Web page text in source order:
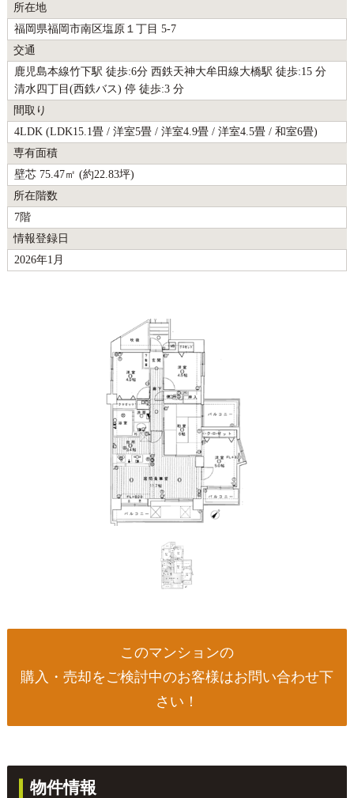
所在地
福岡県福岡市南区塩原１丁目 5-7
交通
鹿児島本線竹下駅 徒歩:6分 西鉄天神大牟田線大橋駅 徒歩:15 分
清水四丁目(西鉄バス) 停 徒歩:3 分
間取り
4LDK (LDK15.1畳 / 洋室5畳 / 洋室4.9畳 / 洋室4.5畳 / 和室6畳)
専有面積
壁芯 75.47㎡ (約22.83坪)
所在階数
7階
情報登録日
2026年1月
このマンションの
購入・売却をご検討中のお客様はお問い合わせ下
さい！
物件情報